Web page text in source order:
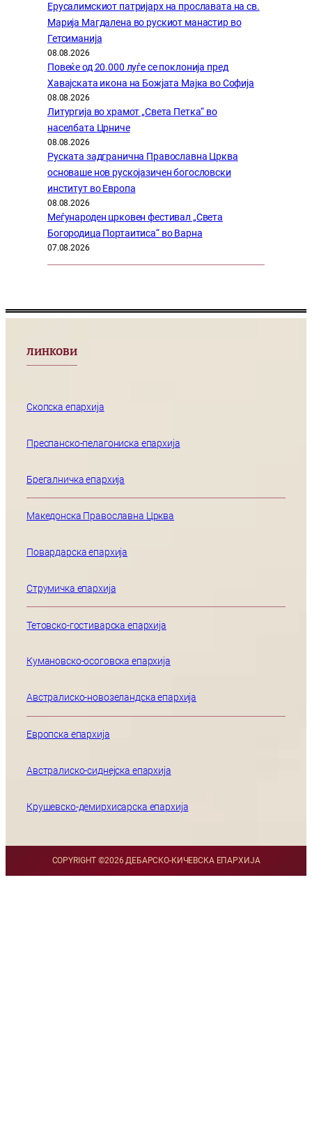
Ерусалимскиот патријарх на прославата на св.
Марија Магдалена во рускиот манастир во
Гетсиманија
08.08.2026
Повеќе од 20.000 луѓе се поклонија пред
Хавајската икона на Божјата Мајка во Софија
08.08.2026
Литургија во храмот „Света Петка“ во
населбата Црниче
08.08.2026
Руската задгранична Православна Црква
основаше нов рускојазичен богословски
институт во Европа
08.08.2026
Меѓународен црковен фестивал „Света
Богородица Портаитиса“ во Варна
07.08.2026
ЛИНКОВИ
Скопска епархија
Преспанско-пелагониска епархија
Брегалничка епархија
Македонска Православна Црква
Повардарска епархија
Струмичка епархија
Тетовско-гостиварска епархија
Кумановско-осоговска епархија
Австралиско-новозеландска епархија
Европска епархија
Австралиско-сиднејска епархија
Крушевско-демирхисарска епархија
COPYRIGHT ©2026 ДЕБАРСКО-КИЧЕВСКА ЕПАРХИЈА